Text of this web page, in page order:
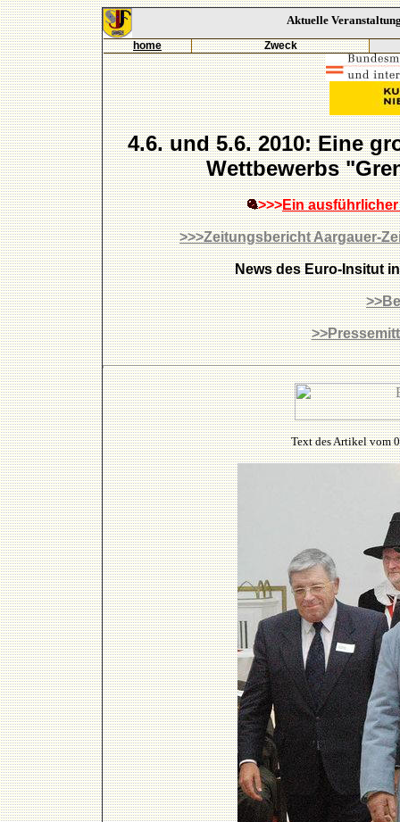
Aktuelle
home Zweck
4.6. und 5.6. 2010: Eine
Wettbewerbs
>>>Ein
>>>Zeitungsbericht Aargauer-
News des Euro-Insitut
Text des Artikel vom